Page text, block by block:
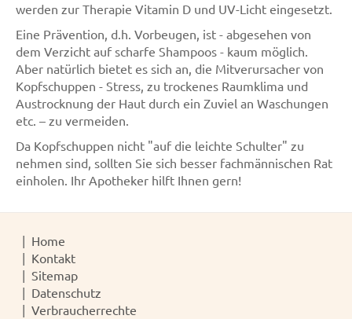
werden zur Therapie Vitamin D und UV-Licht eingesetzt.
Eine Prävention, d.h. Vorbeugen, ist - abgesehen von
dem Verzicht auf scharfe Shampoos - kaum möglich.
Aber natürlich bietet es sich an, die Mitverursacher von
Kopfschuppen - Stress, zu trockenes Raumklima und
Austrocknung der Haut durch ein Zuviel an Waschungen
etc. – zu vermeiden.
Da Kopfschuppen nicht "auf die leichte Schulter" zu
nehmen sind, sollten Sie sich besser fachmännischen Rat
einholen. Ihr Apotheker hilft Ihnen gern!
Home
Kontakt
Sitemap
Datenschutz
Verbraucherrechte